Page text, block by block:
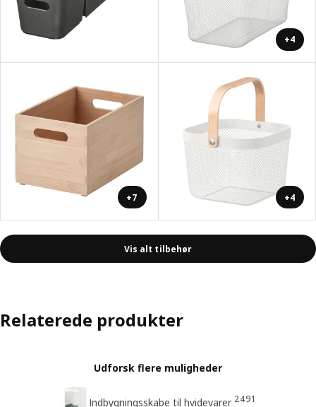
+4
+7 +4
Vis alt tilbehør
Relaterede produkter
Udforsk flere muligheder
Indbygningsskabe til hvidevarer 2491